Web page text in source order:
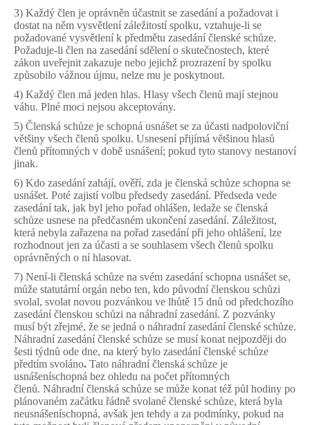
3) Každý člen je oprávněn účastnit se zasedání a požadovat i
dostat na něm vysvětlení záležitostí spolku, vztahuje-li se
požadované vysvětlení k předmětu zasedání členské schůze.
Požaduje-li člen na zasedání sdělení o skutečnostech, které
zákon uveřejnit zakazuje nebo jejichž prozrazení by spolku
způsobilo vážnou újmu, nelze mu je poskytnout.
4) Každý člen má jeden hlas. Hlasy všech členů mají stejnou
váhu. Plné moci nejsou akceptovány.
5) Členská schůze je schopná usnášet se za účasti nadpoloviční
většiny všech členů spolku. Usnesení přijímá většinou hlasů
členů přítomných v době usnášení; pokud tyto stanovy nestanoví
jinak.
6) Kdo zasedání zahájí, ověří, zda je členská schůze schopna se
usnášet. Poté zajistí volbu předsedy zasedání. Předseda vede
zasedání tak, jak byl jeho pořad ohlášen, ledaže se členská
schůze usnese na předčasném ukončení zasedání. Záležitost,
která nebyla zařazena na pořad zasedání při jeho ohlášení, lze
rozhodnout jen za účasti a se souhlasem všech členů spolku
oprávněných o ní hlasovat.
7) Není-li členská schůze na svém zasedání schopna usnášet se,
může statutární orgán nebo ten, kdo původní členskou schůzi
svolal, svolat novou pozvánkou ve lhůtě 15 dnů od předchozího
zasedání členskou schůzi na náhradní zasedání. Z pozvánky
musí být zřejmé, že se jedná o náhradní zasedání členské schůze.
Náhradní zasedání členské schůze se musí konat nejpozději do
šesti týdnů ode dne, na který bylo zasedání členské schůze
předtím svoláno. Tato náhradní členská schůze je
usnášeníschopná bez ohledu na počet přítomných
členů. Náhradní členská schůze se může konat též půl hodiny po
plánovaném začátku řádně svolané členské schůze, která byla
neusnášeníschopná, avšak jen tehdy a za podmínky, pokud na